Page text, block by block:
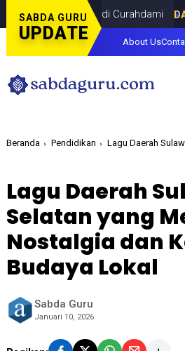
SABDA GURU
UPDATE
Dina Lorenza di Curahdami DAERAH
About Us
Beranda Pendidikan Lagu Daerah Sulawesi Selatan
Lagu Daerah
Selatan yang
Nostalgia dan
Budaya Lokal
Sabda Guru
Januari 10, 2026